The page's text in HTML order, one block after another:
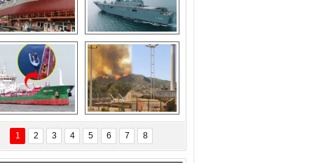
Tersanesi,
Başaran Bayrak
tankerini suya
indirdi
TCG Anadolu,
tersane teknik
seyrini tamamladı
Göçmenlerin
imdadına Türk
MINA DENIZ
yetişti
Milas’taki yangın
yeniden termik
santrallere doğru
ilerliyor
1 2 3 4 5 6 7 8